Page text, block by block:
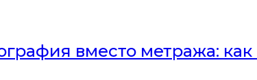
вместо метража: